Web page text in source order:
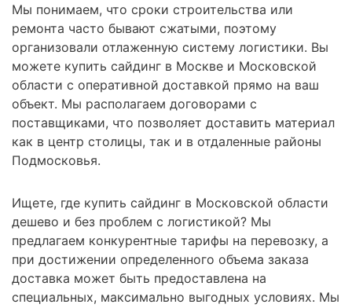
Мы понимаем, что сроки строительства или
ремонта часто бывают сжатыми, поэтому
организовали отлаженную систему логистики. Вы
можете купить сайдинг в Москве и Московской
области с оперативной доставкой прямо на ваш
объект. Мы располагаем договорами с
поставщиками, что позволяет доставить материал
как в центр столицы, так и в отдаленные районы
Подмосковья.
Ищете, где купить сайдинг в Московской области
дешево и без проблем с логистикой? Мы
предлагаем конкурентные тарифы на перевозку, а
при достижении определенного объема заказа
доставка может быть предоставлена на
специальных, максимально выгодных условиях. Мы